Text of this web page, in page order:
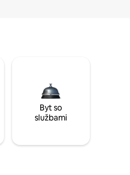
Byt so
službami